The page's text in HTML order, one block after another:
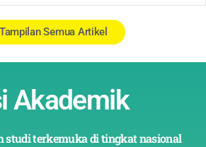
Semua Artikel
Akademik
studi terkemuka di tingkat nasional